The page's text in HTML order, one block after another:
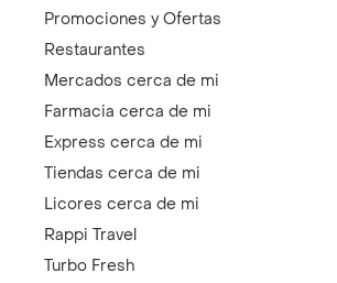
Promociones y Ofertas
Restaurantes
Mercados cerca de mi
Farmacia cerca de mi
Express cerca de mi
Tiendas cerca de mi
Licores cerca de mi
Rappi Travel
Turbo Fresh